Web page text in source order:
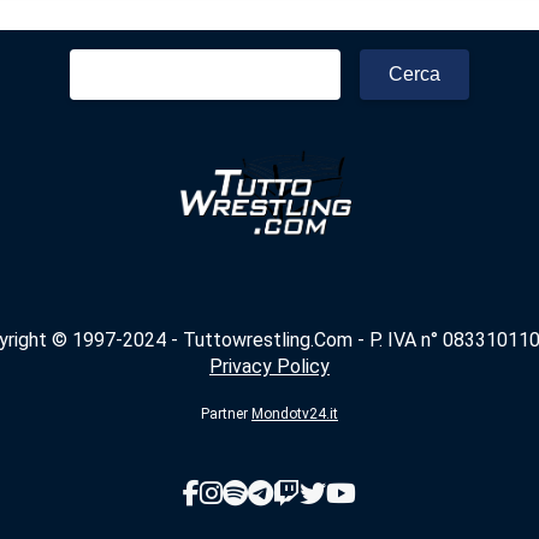
Ricerca
© 1997-2024 - Tuttowrestling.Com - P. IVA n°
Privacy Policy
Partner Mondotv24.it